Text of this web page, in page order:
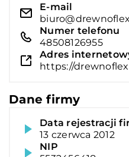
E-mail
Numer telefonu
48508126955
Adres
https://
Dane firmy
Data rejestracji
13 czerwca 2012
NIP